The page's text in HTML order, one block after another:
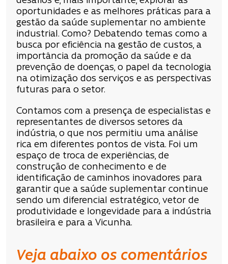
oportunidades e as melhores práticas para a
gestão da saúde suplementar no ambiente
industrial. Como? Debatendo temas como a
busca por eficiência na gestão de custos, a
importância da promoção da saúde e da
prevenção de doenças, o papel da tecnologia
na otimização dos serviços e as perspectivas
futuras para o setor.
Contamos com a presença de especialistas e
representantes de diversos setores da
indústria, o que nos permitiu uma análise
rica em diferentes pontos de vista. Foi um
espaço de troca de experiências, de
construção de conhecimento e de
identificação de caminhos inovadores para
garantir que a saúde suplementar continue
sendo um diferencial estratégico, vetor de
produtividade e longevidade para a indústria
brasileira e para a Vicunha.
Veja abaixo os comentários